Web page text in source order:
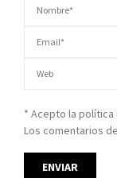
* Acepto la
Los comentarios